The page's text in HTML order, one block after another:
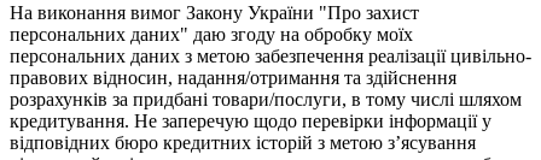
На виконання вимог Закону України "Про захист
персональних даних" даю згоду на обробку моїх
персональних даних з метою забезпечення реалізації цивільно-
правових відносин, надання/отримання та здійснення
розрахунків за придбані товари/послуги, в тому числі шляхом
кредитування. Не заперечую щодо перевірки інформації у
відповідних бюро кредитних історій з метою з’ясування